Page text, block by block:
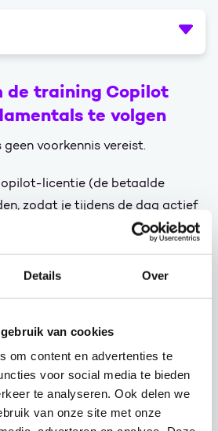
Details Over
van cookies
om content en advertenties te
voor social media te bieden
te analyseren. Ook delen we
van onze site met onze
de training Copilot
te volgen
voorkennis vereist.
licentie (de betaalde
zodat je tijdens de dag actief
Op die manier haal je direct
komt het vandaan en waarom is
en hoe de licenties